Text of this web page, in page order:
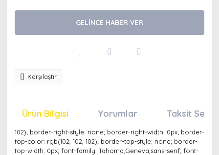
GELİNCE HABER VER
Karşılaştır
Ürün Bilgisi Yorumlar Taksit
102); border-right-style: none; border-right-width: 0px; border-
top-color: rgb(102, 102, 102); border-top-style: none; border-
top-width: 0px; font-family: Tahoma,Geneva,sans-serif; font-